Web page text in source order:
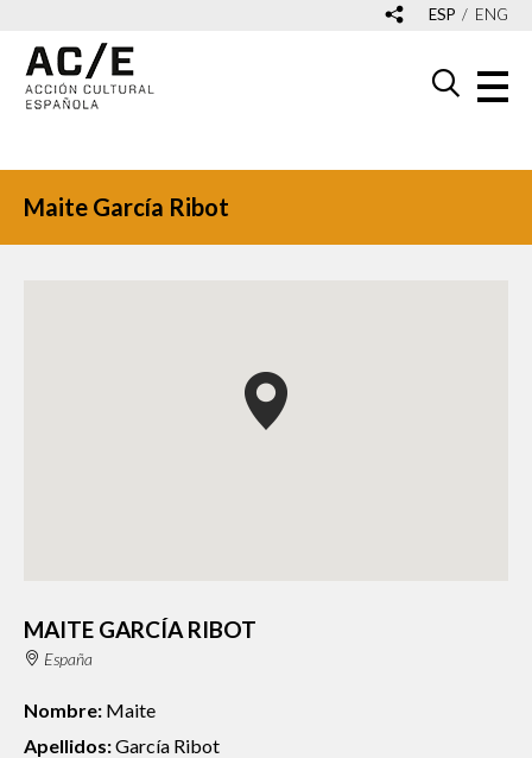
ESP ENG
Maite García Ribot
MAITE GARCÍA RIBOT
España
Nombre: Maite
Apellidos:García Ribot